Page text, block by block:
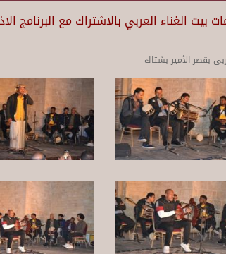
بيت الغناء العربي بالاشتراك مع البرنامج
بقصر الأمير بشتاك